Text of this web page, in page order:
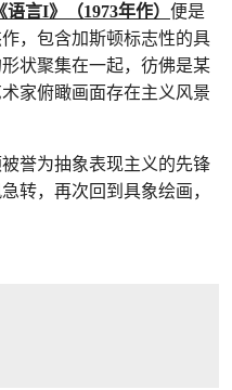
《语言I》（1973年作） 便是
，包含加斯顿标志性的具
状聚集在一起，彷佛是某
家俯瞰画面存在主义风景
誉为抽象表现主义的先锋
转，再次回到具象绘画，